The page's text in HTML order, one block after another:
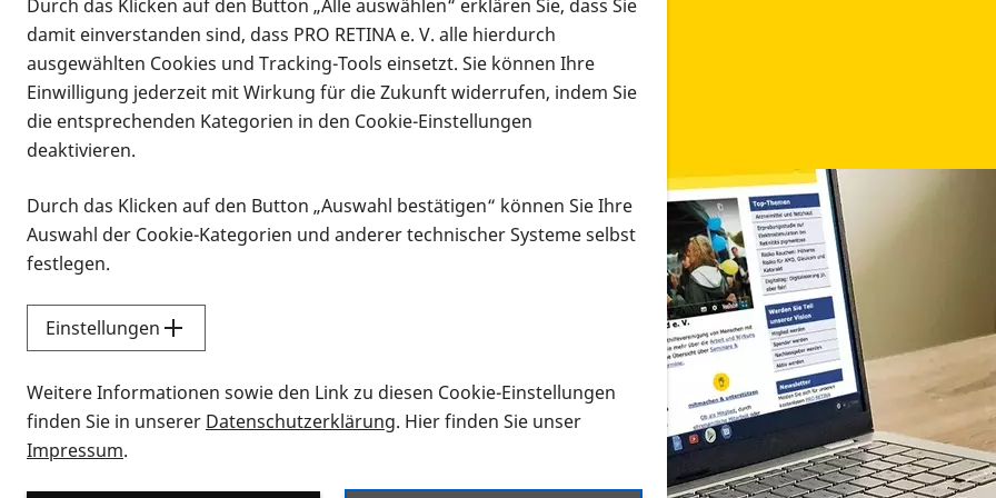
Infomaterial
Infomaterial
Vorlesen
Alle Infomaterialien in verschiedenen Formaten an
Sie möchten wissen, wie Sie nach Infonmaterial suchen und dieses bestellen bzw. herunterladen
Durch das Klicken auf den Button „Alle auswählen“ erklären Sie, dass Sie
damit einverstanden sind, dass PRO RETINA e. V. alle hierdurch
ausgewählten Cookies und Tracking-Tools einsetzt. Sie können Ihre
Einwilligung jederzeit mit Wirkung für die Zukunft widerrufen, indem Sie
die entsprechenden Kategorien in den Cookie-Einstellungen
deaktivieren.
Durch das Klicken auf den Button „Auswahl bestätigen“ können Sie Ihre
Auswahl der Cookie-Kategorien und anderer technischer Systeme selbst
festlegen.
Einstellungen
Weitere Informationen sowie den Link zu diesen Cookie-Einstellungen
finden Sie in unserer Datenschutzerklärung. Hier finden Sie unser
Impressum.